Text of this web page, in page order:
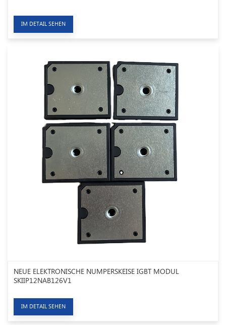
IM DETAIL SEHEN
NEUE ELEKTRONISCHE NUMPERSKEISE IGBT MODUL
SKIIP12NAB126V1
IM DETAIL SEHEN